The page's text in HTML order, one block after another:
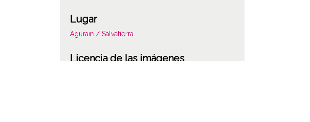
Lugar
Agurain / Salvatierra
Licencia de las imágenes